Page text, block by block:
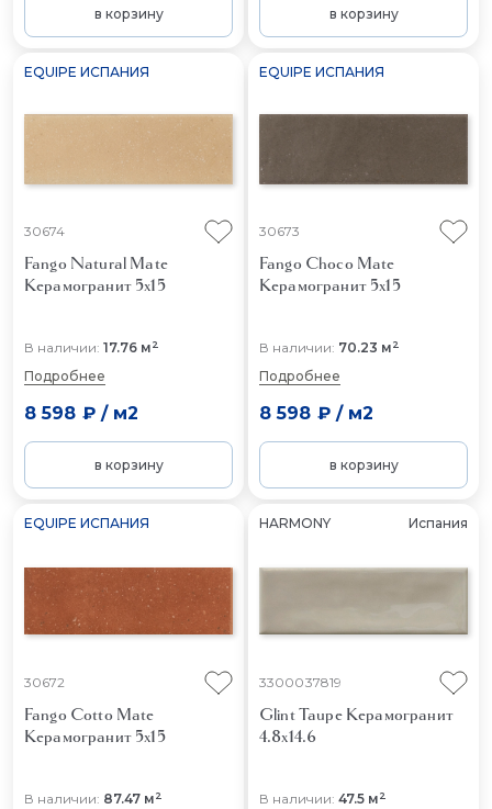
в корзину в корзину
EQUIPE ИСПАНИЯ
30674
Fango Natural Mate
Керамогранит 5x15
В наличии: 17.76 м2
Подробнее
8 598 ₽/ м2
в корзину
EQUIPE ИСПАНИЯ
30673
Fango Choco Mate
Керамогранит 5x15
В наличии: 70.23 м2
Подробнее
8 598 ₽/ м2
в корзину
EQUIPE ИСПАНИЯ
30672
Fango Cotto Mate
Керамогранит 5x15
В наличии: 87.47 м2
HARMONY Испания
3300037819
Glint Taupe Керамогранит
4.8x14.6
В наличии: 47.5 м2